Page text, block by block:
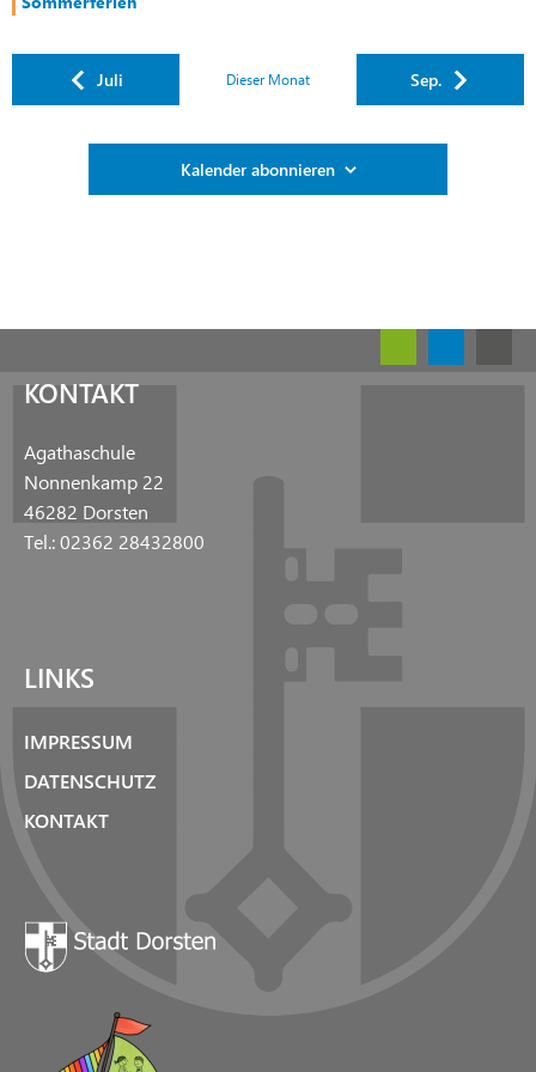
Juli Dieser Monat Sep.
Kalender abonnieren
KONTAKT
Agathaschule
Nonnenkamp 22
46282 Dorsten
Tel.: 02362 28432800
LINKS
IMPRESSUM
DATENSCHUTZ
KONTAKT